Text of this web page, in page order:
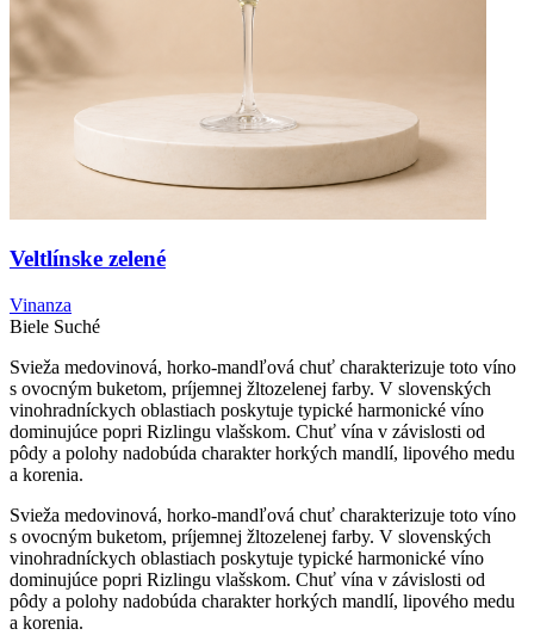
Veltlínske zelené
Vinanza
Biele Suché
Svieža medovinová, horko-mandľová chuť charakterizuje toto víno
s ovocným buketom, príjemnej žltozelenej farby. V slovenských
vinohradníckych oblastiach poskytuje typické harmonické víno
dominujúce popri Rizlingu vlašskom. Chuť vína v závislosti od
pôdy a polohy nadobúda charakter horkých mandlí, lipového medu
a korenia.
Svieža medovinová, horko-mandľová chuť charakterizuje toto víno
s ovocným buketom, príjemnej žltozelenej farby. V slovenských
vinohradníckych oblastiach poskytuje typické harmonické víno
dominujúce popri Rizlingu vlašskom. Chuť vína v závislosti od
pôdy a polohy nadobúda charakter horkých mandlí, lipového medu
a korenia.